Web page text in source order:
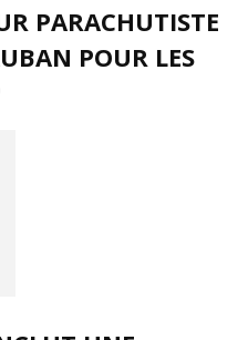
PARACHUTISTE
POUR LES